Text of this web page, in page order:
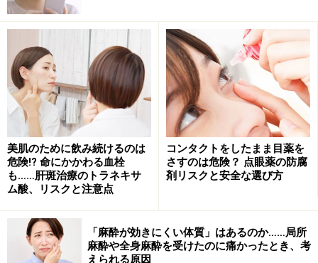
されて体に作用するため、貼り過ぎによって胃腸障害や
肺炎などが引き起こされるリスクもあります。
湿布薬は飲み薬と異なり、
一度にたくさんまとめて処方されることが多い
痛みなどの不快症状に対して、自分で簡単に貼れる
飲み薬のような「毎食後1錠ずつ」といった時間や
量の指示がなく、あいまい
病院で処方されたもの以外でも、市販品を併用しや
等の理由で、過量使用されがちです。これは飲み薬と同
様、「オーバードーズ」です。
美肌のために飲み続けるのは
危険!? 命にかかわる血栓
も……肝斑治療のトラネキサ
ム酸、リスクと注意点
コンタクトをしたまま目薬を
さすのは危険？ 点眼薬の防腐
剤リスクと安全な選び方
「麻酔が効きにくい体質」はあるのか……局所
麻酔や全身麻酔を受けたのに痛かったとき、考
えられる原因